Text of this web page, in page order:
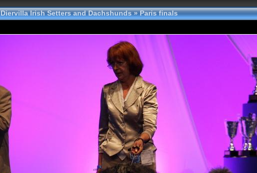
Diervilla Irish Setters and Dachshunds»Paris finals